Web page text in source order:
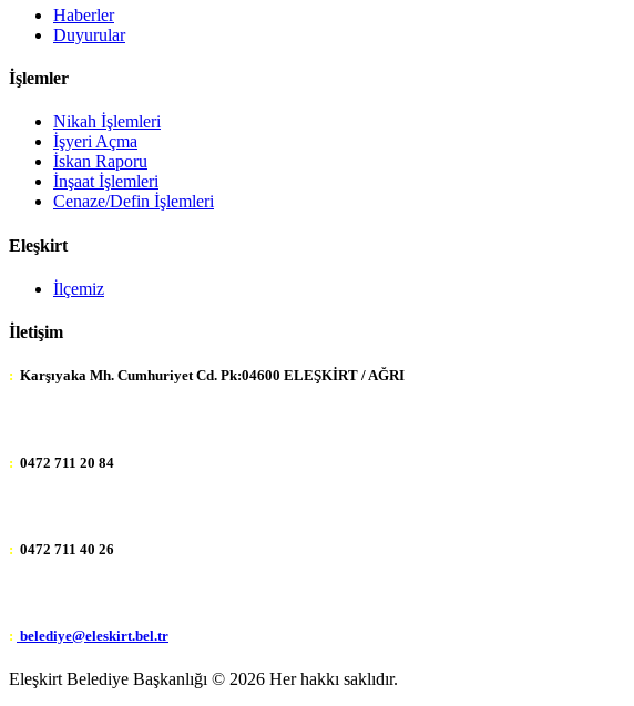
Haberler
Duyurular
İşlemler
Nikah İşlemleri
İşyeri Açma
İskan Raporu
İnşaat İşlemleri
Cenaze/Defin İşlemleri
Eleşkirt
İlçemiz
İletişim
: Karşıyaka Mh. Cumhuriyet Cd. Pk:04600 ELEŞKİRT / AĞRI
: 0472 711 20 84
: 0472 711 40 26
: belediye@eleskirt.bel.tr
Eleşkirt Belediye Başkanlığı © 2026 Her hakkı saklıdır.